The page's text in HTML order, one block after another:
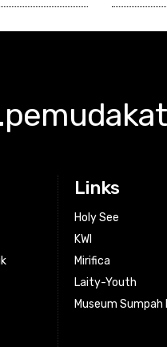
Links
Holy See
KWI
Mirifica
Laity-Youth
Museum Sumpah